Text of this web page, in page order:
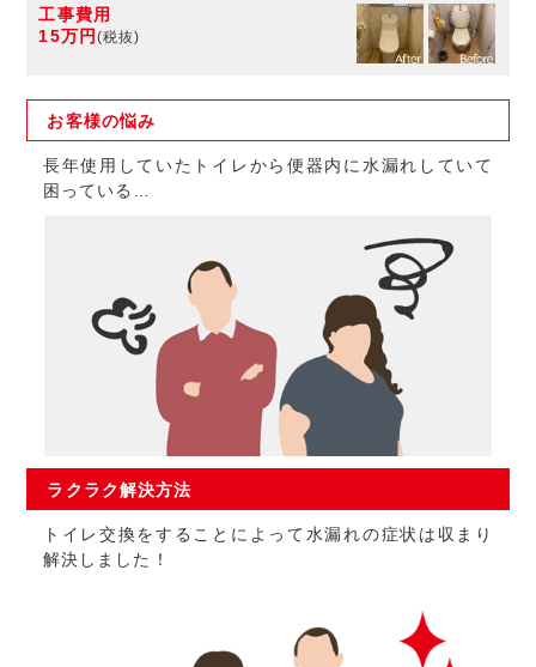
工事費用
15万円 (税抜)
お客様の悩み
長年使用していたトイレから便器内に水漏れしていて
困っている…
ラクラク解決方法
トイレ交換をすることによって水漏れの症状は収まり
解決しました！